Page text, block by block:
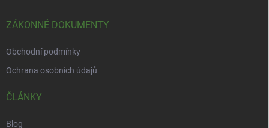
ZÁKONNÉ DOKUMENTY
Obchodní podmínky
Ochrana osobních údajů
ČLÁNKY
Blog